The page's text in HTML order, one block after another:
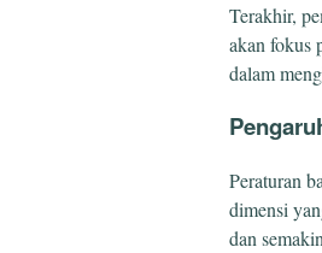
Terakhir,
akan fokus
dalam
Peraturan
dimensi
dan